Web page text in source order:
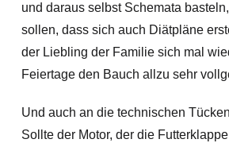
und daraus selbst Schemata
sollen, dass sich auch Diätpläne
der Liebling der Familie sich mal
Feiertage den Bauch allzu sehr
Und auch an die technischen
Sollte der Motor, der die Futterklappe